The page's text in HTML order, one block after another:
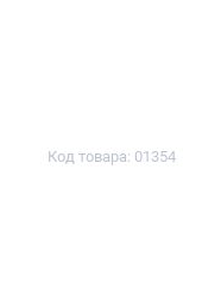
Код товара: 01354